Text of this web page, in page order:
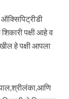
ऑक्सिपिट्रीडी
पक्षी आहे व
हे पक्षी आपला